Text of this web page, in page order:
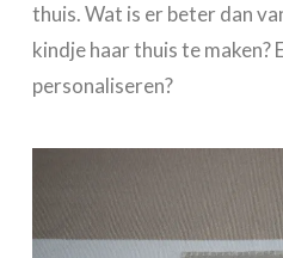
thuis. Wat is er beter dan
kindje haar thuis te maken?
personaliseren?